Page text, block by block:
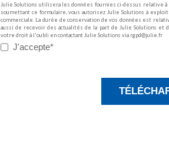
Julie Solutions utilisera les données fournies ci-dessus relative à
soumettant ce formulaire, vous autorisez Julie Solutions à
commerciale. La durée de conservation de vos données est
aussi de recevoir des actualités de la part de Julie Solutions et
votre droit à l'oubli en contactant Julie Solutions via rgpd@julie.fr
J'accepte*